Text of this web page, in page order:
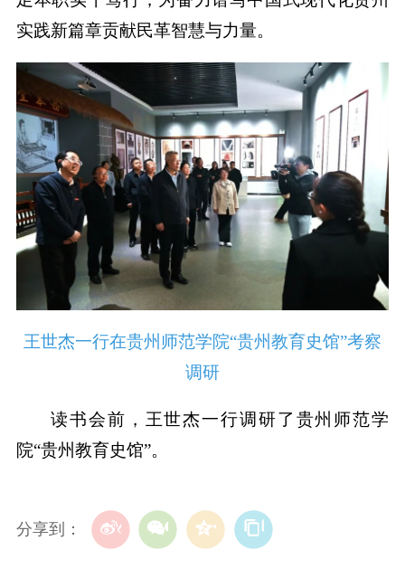
实践新篇章贡献民革智慧与力量。
王世杰一行在贵州师范学院“贵州教育史馆”考察
调研
读书会前，王世杰一行调研了贵州师范学
院“贵州教育史馆”。
分享到：